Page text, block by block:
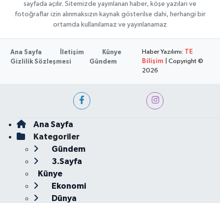
sayfada açılır. Sitemizde yayınlanan haber, köşe yazıları ve
fotoğraflar izin alınmaksızın kaynak gösterilse dahi, herhangi bir
ortamda kullanılamaz ve yayınlanamaz
Ana Sayfa İletişim
Künye
Gizlilik Sözleşmesi
Gündem
Haber Yazılımı: TE
Bilişim | Copyright ©
2026
Ana Sayfa
Kategoriler
Gündem
3.Sayfa
Künye
Ekonomi
Dünya